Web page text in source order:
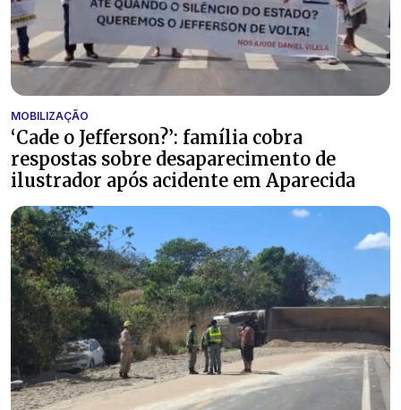
MOBILIZAÇÃO
‘Cade o Jefferson?’: família cobra
respostas sobre desaparecimento de
ilustrador após acidente em Aparecida